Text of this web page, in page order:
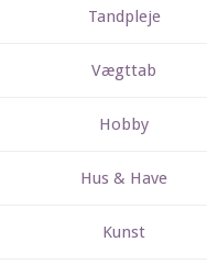
Tandpleje
Vægttab
Hobby
Hus & Have
Kunst